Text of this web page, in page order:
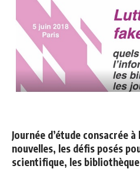
Journée d’étude consacrée
nouvelles, les défis posés
scientifique, les